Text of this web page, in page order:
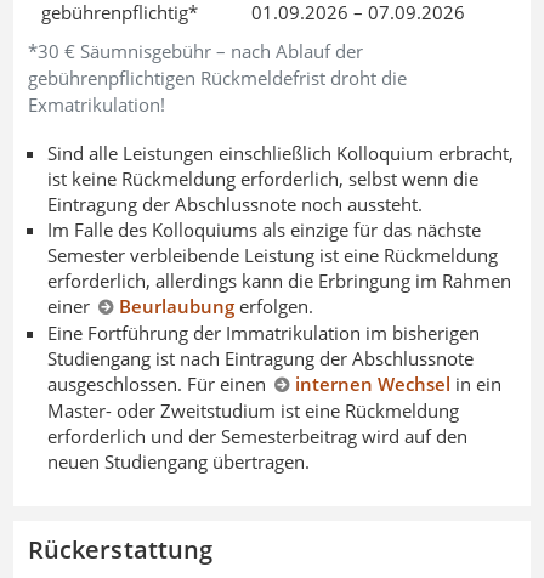
*30 € Säumnisgebühr – nach Ablauf der
gebührenpflichtigen Rückmeldefrist droht die
Exmatrikulation!
gebührenpflichtig*
01.09.2026 – 07.09.2026
Sind alle Leistungen einschließlich Kolloquium erbracht,
ist keine Rückmeldung erforderlich, selbst wenn die
Eintragung der Abschlussnote noch aussteht.
Im Falle des Kolloquiums als einzige für das nächste
Semester verbleibende Leistung ist eine Rückmeldung
erforderlich, allerdings kann die Erbringung im Rahmen
einer
Beurlaubung erfolgen.
Eine Fortführung der Immatrikulation im bisherigen
Studiengang ist nach Eintragung der Abschlussnote
ausgeschlossen. Für einen
internen Wechsel in ein
Master- oder Zweitstudium ist eine Rückmeldung
erforderlich und der Semesterbeitrag wird auf den
neuen Studiengang übertragen.
Rückerstattung